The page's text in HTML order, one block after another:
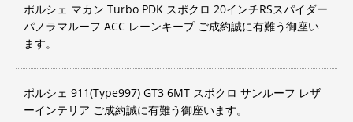
ポルシェ マカン Turbo PDK スポクロ 20インチRSスパイダー
パノラマルーフ ACC レーンキープ ご成約誠に有難う御座い
ます。
ポルシェ 911(Type997) GT3 6MT スポクロ サンルーフ レザ
ーインテリア ご成約誠に有難う御座います。